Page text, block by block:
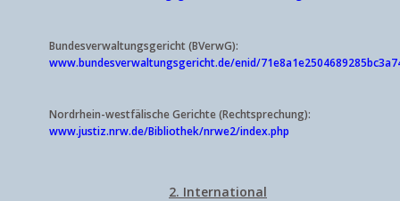
Bundesverwaltungsgericht (BVerwG):
www.bundesverwaltungsgericht.de/enid/
Nordrhein-westfälische Gerichte (Rechtsprechung):
www.justiz.nrw.de/Bibliothek/nrwe2/index.php
2. International